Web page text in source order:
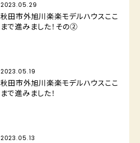
2023.05.29
秋田市外旭川楽楽モデルハウスここ
まで進みました！その②
2023.05.19
秋田市外旭川楽楽モデルハウスここ
まで進みました！
2023.05.13